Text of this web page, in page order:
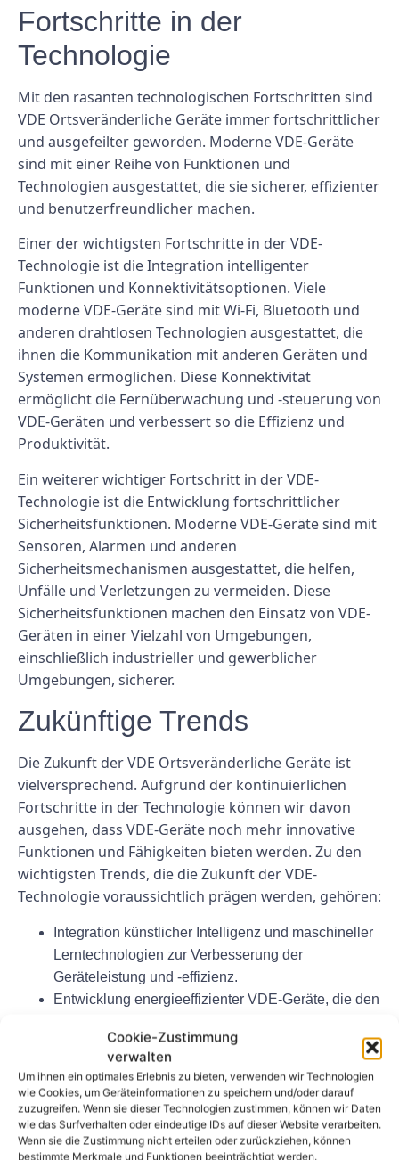
Cookie-Zustimmung
verwalten
Um ihnen ein optimales Erlebnis zu bieten, verwenden wir Technologien
wie Cookies, um Geräteinformationen zu speichern und/oder darauf
zuzugreifen. Wenn sie dieser Technologien zustimmen, können wir Daten
wie das Surfverhalten oder eindeutige IDs auf dieser Website verarbeiten.
Wenn sie die Zustimmung nicht erteilen oder zurückziehen, können
bestimmte Merkmale und Funktionen beeinträchtigt werden.
Fortschritte in der
Technologie
Mit den rasanten technologischen Fortschritten sind
VDE Ortsveränderliche Geräte immer fortschrittlicher
und ausgefeilter geworden. Moderne VDE-Geräte
sind mit einer Reihe von Funktionen und
Technologien ausgestattet, die sie sicherer, effizienter
und benutzerfreundlicher machen.
Einer der wichtigsten Fortschritte in der VDE-
Technologie ist die Integration intelligenter
Funktionen und Konnektivitätsoptionen. Viele
moderne VDE-Geräte sind mit Wi-Fi, Bluetooth und
anderen drahtlosen Technologien ausgestattet, die
ihnen die Kommunikation mit anderen Geräten und
Systemen ermöglichen. Diese Konnektivität
ermöglicht die Fernüberwachung und -steuerung von
VDE-Geräten und verbessert so die Effizienz und
Produktivität.
Ein weiterer wichtiger Fortschritt in der VDE-
Technologie ist die Entwicklung fortschrittlicher
Sicherheitsfunktionen. Moderne VDE-Geräte sind mit
Sensoren, Alarmen und anderen
Sicherheitsmechanismen ausgestattet, die helfen,
Unfälle und Verletzungen zu vermeiden. Diese
Sicherheitsfunktionen machen den Einsatz von VDE-
Geräten in einer Vielzahl von Umgebungen,
einschließlich industrieller und gewerblicher
Umgebungen, sicherer.
Zukünftige Trends
Die Zukunft der VDE Ortsveränderliche Geräte ist
vielversprechend. Aufgrund der kontinuierlichen
Fortschritte in der Technologie können wir davon
ausgehen, dass VDE-Geräte noch mehr innovative
Funktionen und Fähigkeiten bieten werden. Zu den
wichtigsten Trends, die die Zukunft der VDE-
Technologie voraussichtlich prägen werden, gehören:
Integration künstlicher Intelligenz und maschineller
Lerntechnologien zur Verbesserung der
Geräteleistung und -effizienz.
Entwicklung energieeffizienter VDE-Geräte, die den
reduzieren.
Erweiterung der Konnektivitätsoptionen, um eine
nahtlose Integration mit anderen Geräten und
Systemen zu ermöglichen.
Einführung neuer Materialien und
Herstellungstechniken zur Verbesserung der